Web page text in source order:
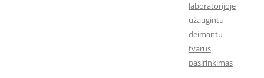
laboratorijoje
užaugintu
deimantu –
tvarus
pasirinkimas